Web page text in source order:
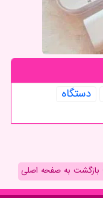
دستگاه
بازگشت به صفحه اصلی